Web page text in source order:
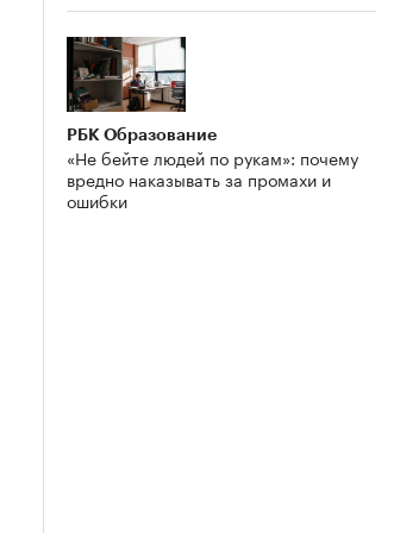
РБК Образование
«Не бейте людей по рукам»: почему
вредно наказывать за промахи и
ошибки